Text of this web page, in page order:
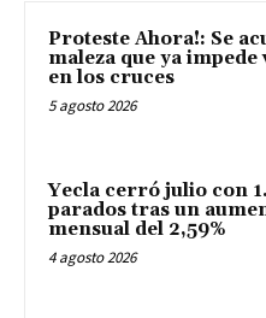
Proteste Ahora!: Se
maleza que ya
en los cruces
5 agosto 2026
Yecla cerró julio con
parados tras un
mensual del 2,59%
4 agosto 2026